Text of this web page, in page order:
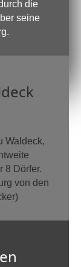
die
seine
Waldeck,
8 Dörfer.
von den